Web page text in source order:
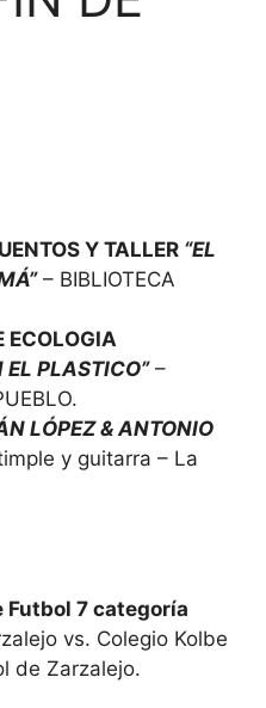
Y TALLER “EL
– BIBLIOTECA
ECOLOGIA
EL PLASTICO”–
LÓPEZ & ANTONIO
y guitarra – La
Futbol 7 categoría
vs. Colegio Kolbe
de Zarzalejo.